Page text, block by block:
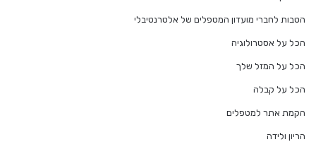
הטבות לחברי מועדון המטפלים של אלטרנטיבלי
הכל על אסטרולוגיה
הכל על המזל שלך
הכל על קבלה
הקמת אתר למטפלים
הריון ולידה